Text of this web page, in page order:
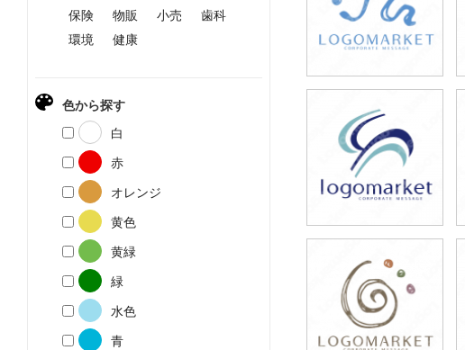
保険
物販 小売
歯科
環境
健康
色から探す
白
赤
オレンジ
黄色
黄緑
緑
水色
青
39,800円
(税込43,780円)
49,800円
(税込54,780円)